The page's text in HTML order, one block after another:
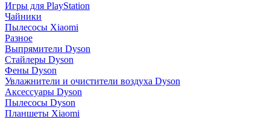
Игры для PlayStation
Чайники
Пылесосы Xiaomi
Разное
Выпрямители Dyson
Стайлеры Dyson
Фены Dyson
Увлажнители и очистители воздуха Dyson
Аксессуары Dyson
Пылесосы Dyson
Планшеты Xiaomi